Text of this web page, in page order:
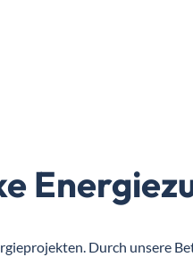
Durch unsere